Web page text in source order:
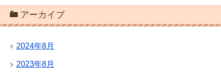
アーカイブ
2024年8月
2023年8月